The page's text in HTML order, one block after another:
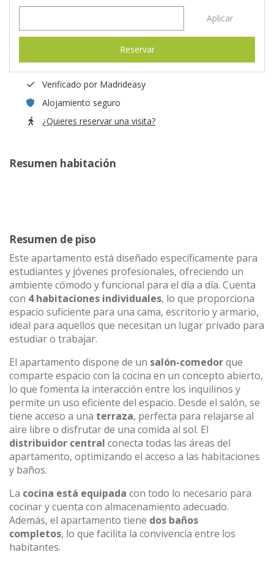
Aplicar
Reservar
Verificado por Madrideasy
Alojamiento seguro
¿Quieres reservar una visita?
Resumen habitación
Resumen de piso
Este apartamento está diseñado específicamente para
estudiantes y jóvenes profesionales, ofreciendo un
ambiente cómodo y funcional para el día a día. Cuenta
con 4 habitaciones individuales, lo que proporciona
espacio suficiente para una cama, escritorio y armario,
ideal para aquellos que necesitan un lugar privado para
estudiar o trabajar.
El apartamento dispone de un salón-comedorque
comparte espacio con la cocina en un concepto abierto,
lo que fomenta la interacción entre los inquilinos y
permite un uso eficiente del espacio. Desde el salón, se
tiene acceso a una terraza, perfecta para relajarse al
aire libre o disfrutar de una comida al sol. El
distribuidor central conecta todas las áreas del
apartamento, optimizando el acceso a las habitaciones
y baños.
La cocina está equipada con todo lo necesario para
cocinar y cuenta con almacenamiento adecuado.
Además, el apartamento tiene dos baños
completos, lo que facilita la convivencia entre los
habitantes.